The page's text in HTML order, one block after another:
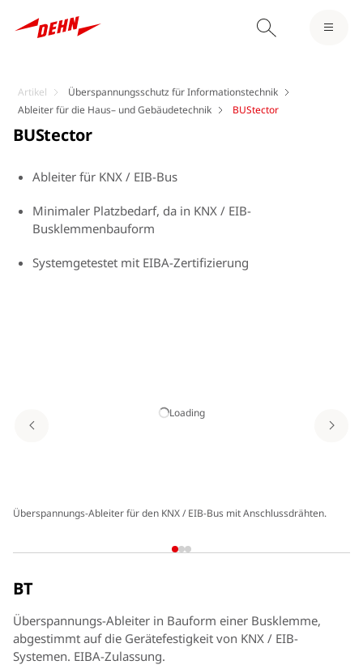
Artikel
Überspannungsschutz für Informationstechnik
Ableiter für die Haus– und Gebäudetechnik
BUStector
Loading
Überspannungs-Ableiter für den KNX / EIB-Bus mit Anschlussdrähten.
BUStector
Ableiter für KNX / EIB-Bus
Minimaler Platzbedarf, da in KNX / EIB-
Busklemmenbauform
Systemgetestet mit EIBA-Zertifizierung
BT
Überspannungs-Ableiter in Bauform einer Busklemme,
abgestimmt auf die Gerätefestigkeit von KNX / EIB-
Systemen. EIBA-Zulassung.